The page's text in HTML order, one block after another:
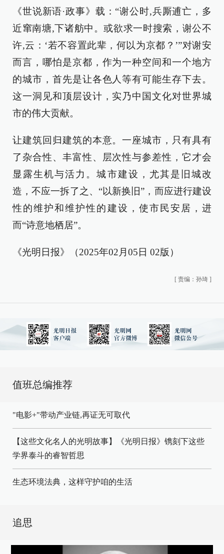
《世说新语·政事》载：“谢公时,兵厮逋亡，多
近窜南塘,下诸舫中。或欲求一时搜索，谢公不
许,云：‘若不容置此辈，何以为京都？’”对谢安
而言，哪怕是京都，作为一种空间和一个地方
的城市，首先是让各色人等有可能生存下去。
这一洞见和顶层设计，实乃中国文化对世界城
市的伟大贡献。
让建筑回归建筑的本意。一座城市，只有具有
了杂合性、丰富性、层次性与参差性，它才会
显露生机与活力。城市建设，尤其是旧城改
造，不应一拆了之、“以新换旧”，而应进行建设
性的维护和维护性的建设，使市民安居，进
而“诗意地栖居”。
《光明日报》（2025年02月05日 02版）
[ 责编：孙琦 ]
值班总编推荐
"电影+"带动产业链,再证无可取代
【这些文化名人的光明故事】《光明日报》镌刻下这些
学界泰斗的睿智哲思
生态环境法典，这样守护咱的生活
追思